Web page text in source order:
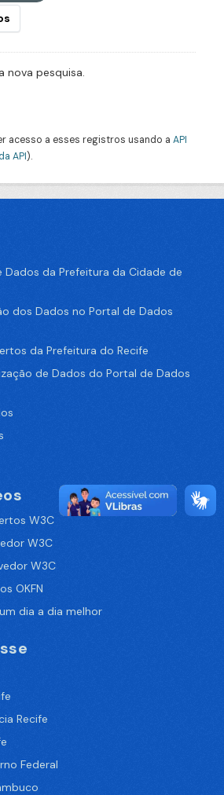
nova pesquisa.
acesso a esses registros usando a API
API).
Dados da Prefeitura da Cidade de
dos Dados no Portal de Dados
da Prefeitura do Recife
de Dados do Portal de Dados
W3C
W3C
W3C
OKFN
dia a dia melhor
Recife
Federal